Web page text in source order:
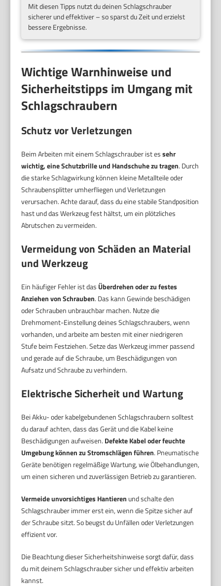
Mit diesen Tipps nutzt du deinen Schlagschrauber
sicherer und effektiver – so sparst du Zeit und erzielst
bessere Ergebnisse.
Wichtige Warnhinweise und
Sicherheitstipps im Umgang mit
Schlagschraubern
Schutz vor Verletzungen
Beim Arbeiten mit einem Schlagschrauber ist essehr
wichtig, eine Schutzbrille und Handschuhe zu tragen. Durch
die starke Schlagwirkung können kleine Metallteile oder
Schraubensplitter umherfliegen und Verletzungen
verursachen. Achte darauf, dass du eine stabile Standposition
hast und das Werkzeug fest hältst, um ein plötzliches
Abrutschen zu vermeiden.
Vermeidung von Schäden an Material
und Werkzeug
Ein häufiger Fehler ist das Überdrehen oder zu festes
Anziehen von Schrauben. Das kann Gewinde beschädigen
oder Schrauben unbrauchbar machen. Nutze die
Drehmoment-Einstellung deines Schlagschraubers, wenn
vorhanden, und arbeite am besten mit einer niedrigeren
Stufe beim Festziehen. Setze das Werkzeug immer passend
und gerade auf die Schraube, um Beschädigungen von
Aufsatz und Schraube zu verhindern.
Elektrische Sicherheit und Wartung
Bei Akku- oder kabelgebundenen Schlagschraubern solltest
du darauf achten, dass das Gerät und die Kabel keine
Beschädigungen aufweisen. Defekte Kabel oder feuchte
Umgebung können zu Stromschlägen führen. Pneumatische
Geräte benötigen regelmäßige Wartung, wie Ölbehandlungen,
um einen sicheren und zuverlässigen Betrieb zu garantieren.
Vermeide unvorsichtiges Hantieren und schalte den
Schlagschrauber immer erst ein, wenn die Spitze sicher auf
der Schraube sitzt. So beugst du Unfällen oder Verletzungen
effizient vor.
Die Beachtung dieser Sicherheitshinweise sorgt dafür, dass
du mit deinem Schlagschrauber sicher und effektiv arbeiten
kannst.